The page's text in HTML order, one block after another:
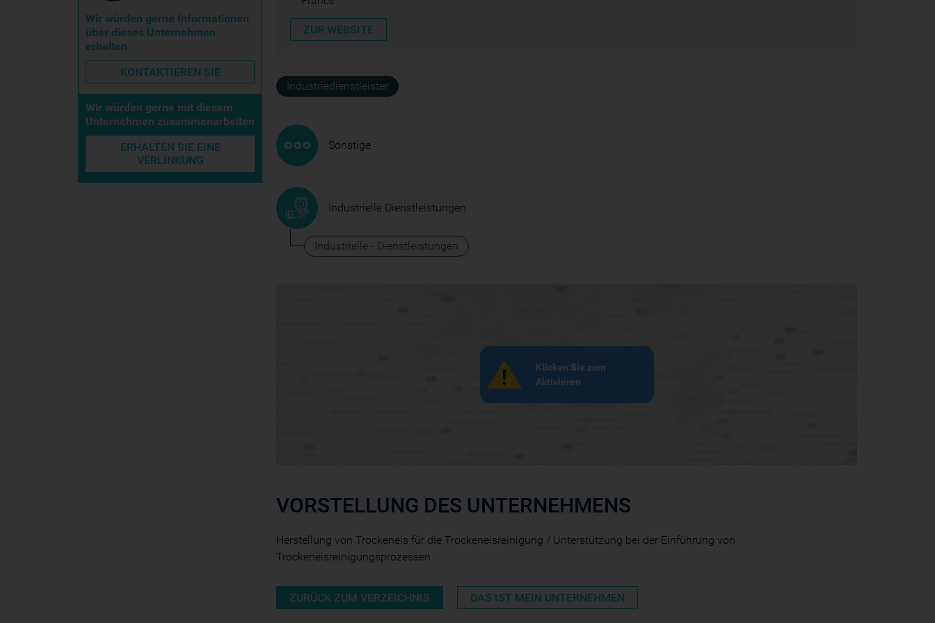
ZUR WEBSITE
Industriedienstleister
Sonstige
Industrielle Dienstleistungen
Industrielle - Dienstleistungen
Klicken Sie zum
Aktivieren
VORSTELLUNG DES UNTERNEHMENS
Herstellung von Trockeneis für die Trockeneisreinigung / Unterstützung bei der Einführung von
Trockeneisreinigungsprozessen
DAS IST MEIN UNTERNEHMEN
ZURÜCK ZUM VERZEICHNIS
Wir würden gerne Informationen
über dieses Unternehmen
erhalten
KONTAKTIEREN SIE
Wir würden gerne mit diesem
Unternehmen zusammenarbeiten
ERHALTEN SIE EINE
VERLINKUNG